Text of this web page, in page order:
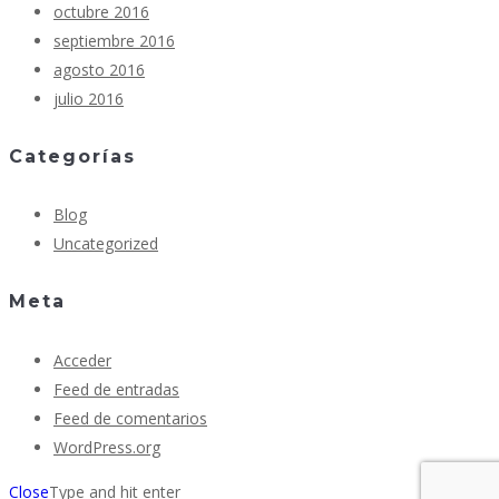
octubre 2016
septiembre 2016
agosto 2016
julio 2016
Categorías
Blog
Uncategorized
Meta
Acceder
Feed de entradas
Feed de comentarios
WordPress.org
CloseType and hit enter